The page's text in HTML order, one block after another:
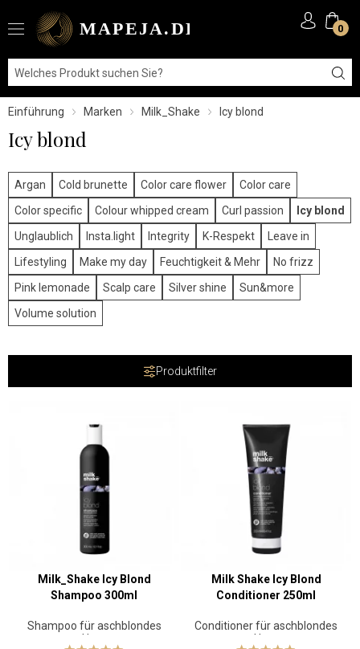
0
Einführung Marken Milk_Shake Icy blond
Icy blond
Argan Cold brunette Color care flower
Color care
Color specific
Colour whipped cream Curl passion
Icy blond
Unglaublich
Insta.light Integrity K-Respekt
Leave in
Lifestyling
Make my day Feuchtigkeit & Mehr
No frizz
Pink lemonade
Scalp care Silver shine
Sun&more
Volume solution
Produktfilter
Milk_Shake Icy Blond
Shampoo 300ml
Shampoo für aschblondes
Haar
Milk Shake Icy Blond
Conditioner 250ml
Conditioner für aschblondes
Haar